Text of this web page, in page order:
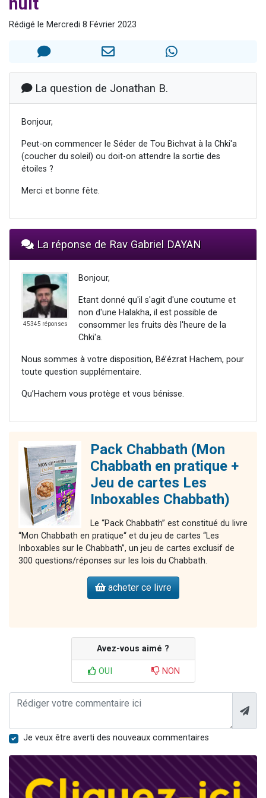
Rédigé le Mercredi 8 Février 2023
La question de Jonathan B.
Bonjour,
Peut-on commencer le Séder de Tou Bichvat à la Chki'a
(coucher du soleil) ou doit-on attendre la sortie des
étoiles ?
Merci et bonne fête.
La réponse de Rav Gabriel DAYAN
45345 réponses
Bonjour,
Etant donné qu'il s'agit d'une coutume et
non d'une Halakha, il est possible de
consommer les fruits dès l'heure de la
Chki'a.
Nous sommes à votre disposition, Bé’ézrat Hachem, pour
toute question supplémentaire.
Qu’Hachem vous protège et vous bénisse.
Pack Chabbath (Mon
Chabbath en pratique +
Jeu de cartes Les
Inboxables Chabbath)
Le “Pack Chabbath” est constitué du livre
“Mon Chabbath en pratique“ et du jeu de cartes “Les
Inboxables sur le Chabbath”, un jeu de cartes exclusif de
300 questions/réponses sur les lois du Chabbath.
acheter ce livre
Avez-vous aimé ?
OUI NON
Je veux être averti des nouveaux commentaires